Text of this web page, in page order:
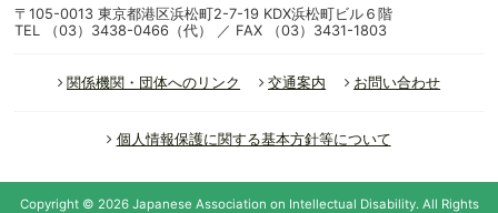
〒105-0013 東京都港区浜松町2-7-19 KDX浜松町ビル６階
TEL （03）3438-0466（代） ／ FAX （03）3431-1803
関係機関・団体へのリンク 交通案内 お問い合わせ
個人情報保護に関する基本方針等について
Copyright © 2026 Japanese Association on Intellectual Disability.All Rights